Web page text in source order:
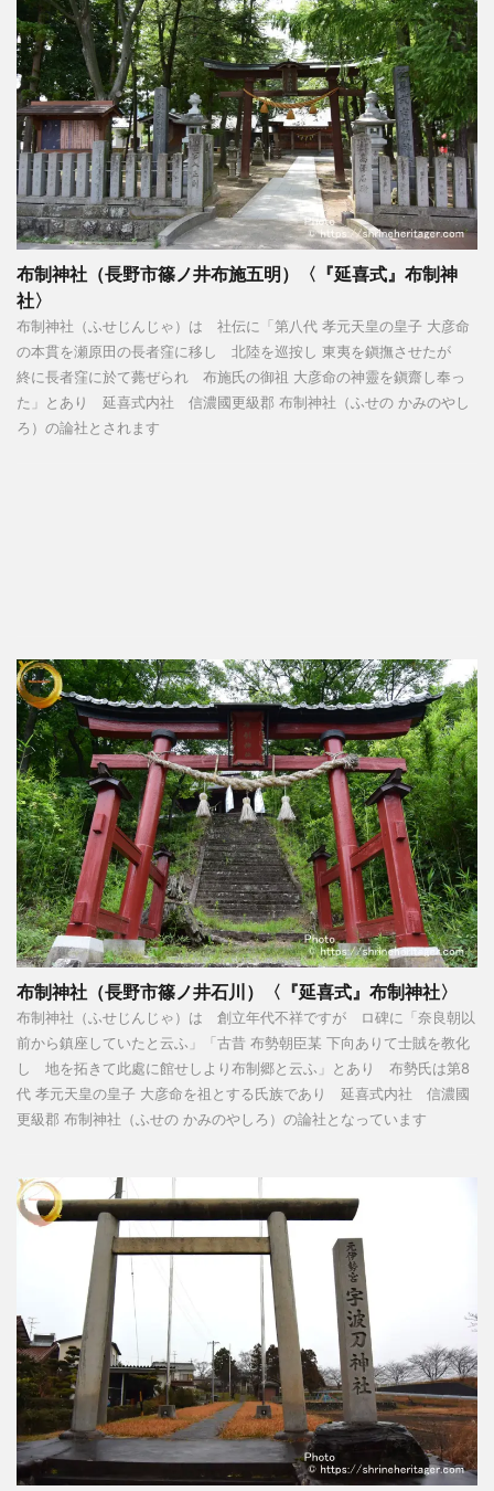
布制神社（長野市篠ノ井布施五明）〈『延喜式』布制神
社〉
布制神社（ふせじんじゃ）は 社伝に「第八代 孝元天皇の皇子 大彦命
の本貫を瀬原田の長者窪に移し 北陸を巡按し 東夷を鎭撫させたが
終に長者窪に於て薨ぜられ 布施氏の御祖 大彦命の神靈を鎭齋し奉っ
た」とあり 延喜式内社 信濃國更級郡 布制神社（ふせの かみのやし
ろ）の論社とされます
布制神社（長野市篠ノ井石川）〈『延喜式』布制神社〉
布制神社（ふせじんじゃ）は 創立年代不祥ですが ロ碑に「奈良朝以
前から鎮座していたと云ふ」「古昔 布勢朝臣某 下向ありて士賊を教化
し 地を拓きて此處に館せしより布制郷と云ふ」とあり 布勢氏は第8
代 孝元天皇の皇子 大彦命を祖とする氏族であり 延喜式内社 信濃國
更級郡 布制神社（ふせの かみのやしろ）の論社となっています